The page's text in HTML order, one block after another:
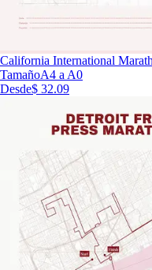
California International
TamañoA4 a A0
Desde$ 32.09